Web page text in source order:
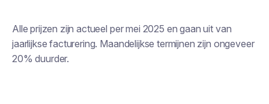
Alle prijzen zijn actueel per mei 2025 en gaan uit van
jaarlijkse facturering. Maandelijkse termijnen zijn ongeveer
20% duurder.